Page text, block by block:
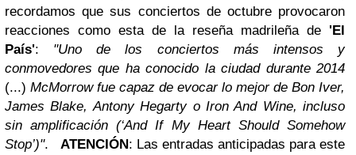
recordamos que sus conciertos de octubre provocaron
reacciones como esta de la reseña madrileña de 'El
País': "Uno de los conciertos más intensos y
conmovedores que ha conocido la ciudad durante 2014
(...) McMorrow fue capaz de evocar lo mejor de Bon Iver,
James Blake, Antony Hegarty o Iron And Wine, incluso
sin amplificación (‘And If My Heart Should Somehow
Stop’)". ATENCIÓN : Las entradas anticipadas para este